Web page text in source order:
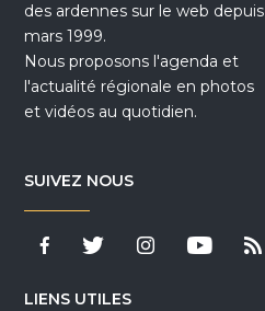
des ardennes sur le web depuis
mars 1999.
Nous proposons l'agenda et
l'actualité régionale en photos
et vidéos au quotidien.
SUIVEZ NOUS
LIENS UTILES